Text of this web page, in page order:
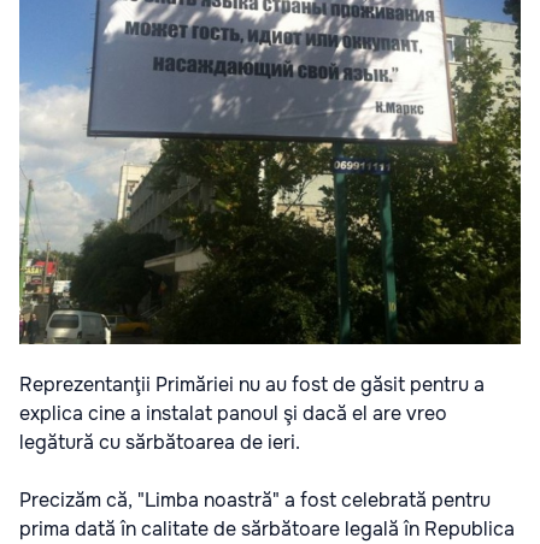
Reprezentanţii Primăriei nu au fost de găsit pentru a
explica cine a instalat panoul şi dacă el are vreo
legătură cu sărbătoarea de ieri.
Precizăm că, "Limba noastră" a fost celebrată pentru
prima dată în calitate de sărbătoare legală în Republica